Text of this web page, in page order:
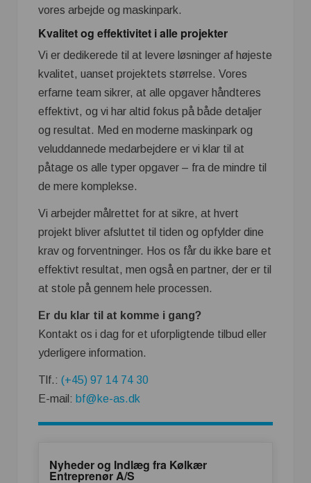
vores arbejde og maskinpark.
Kvalitet og effektivitet i alle projekter
Vi er dedikerede til at levere løsninger af højeste
kvalitet, uanset projektets størrelse. Vores
erfarne team sikrer, at alle opgaver håndteres
effektivt, og vi har altid fokus på både detaljer
og resultat. Med en moderne maskinpark og
veluddannede medarbejdere er vi klar til at
påtage os alle typer opgaver – fra de mindre til
de mere komplekse.
Vi arbejder målrettet for at sikre, at hvert
projekt bliver afsluttet til tiden og opfylder dine
krav og forventninger. Hos os får du ikke bare et
effektivt resultat, men også en partner, der er til
at stole på gennem hele processen.
Er du klar til at komme i gang?
Kontakt os i dag for et uforpligtende tilbud eller
yderligere information.
Tlf.: (+45) 97 14 74 30
E-mail: ​​bf@ke-as.dk​
Nyheder og Indlæg fra Kølkær
Entreprenør A/S